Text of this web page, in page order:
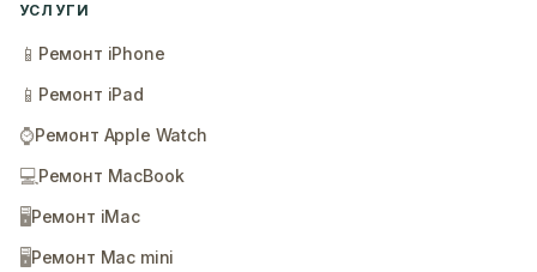
УСЛУГИ
📱 Ремонт iPhone
📱 Ремонт iPad
⌚Ремонт Apple Watch
💻Ремонт MacBook
🖥️Ремонт iMac
🖥️Ремонт Mac mini